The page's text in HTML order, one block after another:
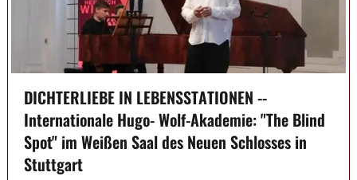
DICHTERLIEBE IN LEBENSSTATIONEN --
Internationale Hugo- Wolf-Akademie: "The Blind
Spot" im Weißen Saal des Neuen Schlosses in
Stuttgart